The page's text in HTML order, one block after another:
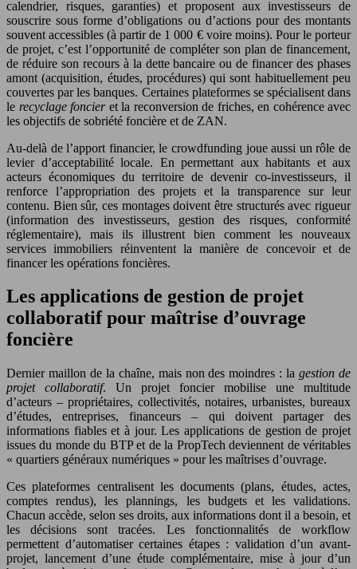
calendrier, risques, garanties) et proposent aux investisseurs de
souscrire sous forme d’obligations ou d’actions pour des montants
souvent accessibles (à partir de 1 000 € voire moins). Pour le porteur
de projet, c’est l’opportunité de compléter son plan de financement,
de réduire son recours à la dette bancaire ou de financer des phases
amont (acquisition, études, procédures) qui sont habituellement peu
couvertes par les banques. Certaines plateformes se spécialisent dans
le recyclage foncieret la reconversion de friches, en cohérence avec
les objectifs de sobriété foncière et de ZAN.
Au-delà de l’apport financier, le crowdfunding joue aussi un rôle de
levier d’acceptabilité locale. En permettant aux habitants et aux
acteurs économiques du territoire de devenir co-investisseurs, il
renforce l’appropriation des projets et la transparence sur leur
contenu. Bien sûr, ces montages doivent être structurés avec rigueur
(information des investisseurs, gestion des risques, conformité
réglementaire), mais ils illustrent bien comment les nouveaux
services immobiliers réinventent la manière de concevoir et de
financer les opérations foncières.
Les applications de gestion de projet
collaboratif pour maîtrise d’ouvrage
foncière
Dernier maillon de la chaîne, mais non des moindres : lagestion de
projet collaboratif. Un projet foncier mobilise une multitude
d’acteurs – propriétaires, collectivités, notaires, urbanistes, bureaux
d’études, entreprises, financeurs – qui doivent partager des
informations fiables et à jour. Les applications de gestion de projet
issues du monde du BTP et de la PropTech deviennent de véritables
« quartiers généraux numériques » pour les maîtrises d’ouvrage.
Ces plateformes centralisent les documents (plans, études, actes,
comptes rendus), les plannings, les budgets et les validations.
Chacun accède, selon ses droits, aux informations dont il a besoin, et
les décisions sont tracées. Les fonctionnalités de workflow
permettent d’automatiser certaines étapes : validation d’un avant-
projet, lancement d’une étude complémentaire, mise à jour d’un